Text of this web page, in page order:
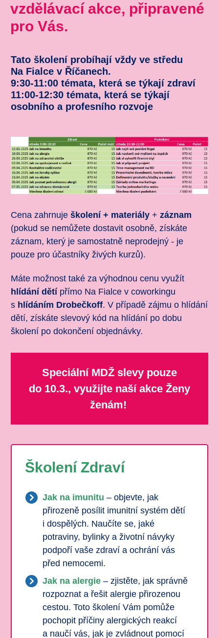
vzdělávací akce, připravené
pro Vás.
Tato školení probíhají vždy ve středu
Na Fialce v Říčanech.
9:30-11:00 témata, která se týkají zdraví
11:00-12:30 témata, která se týkají
osobního a profesního rozvoje
Cena zahrnuješkolení + materiály +záznam
(pokud se nemůžete dostavit osobně, získáte
záznam, který je samostatně neprodejný - je
pouze pro účastníky živých kurzů).
Máte možnost také za výhodnou cenu využít
hlídání dětípřímo Na Fialce v coworkingu
s hlídáním Drobečkoff. V případě zájmu o hlídání
dětí, získáte slevový kód na hlídání po dobu
školení po dokončení objednávky.
Speciální MDŽ slevy pouze
do 10.3., využijte naší akce Ženy
ženám!
Školení Zdraví
Jak na imunitu – objevte, jak
přirozeně posílit imunitní systém dětí
i dospělých. Naučíte se, jaké
potraviny, bylinky a životní návyky
podpoří vaše zdraví a ochrání vás
před nemocemi.
Jak na alergie – zjistěte, jak správně
rozpoznat a řešit alergie přirozenou
cestou. Toto školení Vám pomůže
pochopit příčiny alergických reakcí
a naučí vás, jak je zvládnout pomocí